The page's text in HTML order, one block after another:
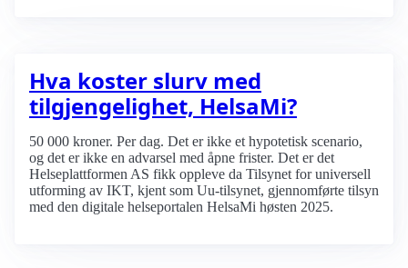
Hva koster slurv med
tilgjengelighet, HelsaMi?
50 000 kroner. Per dag. Det er ikke et hypotetisk scenario,
og det er ikke en advarsel med åpne frister. Det er det
Helseplattformen AS fikk oppleve da Tilsynet for universell
utforming av IKT, kjent som Uu-tilsynet, gjennomførte tilsyn
med den digitale helseportalen HelsaMi høsten 2025.